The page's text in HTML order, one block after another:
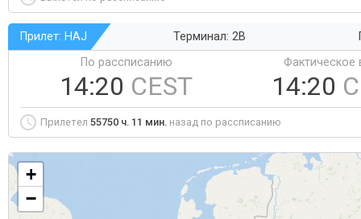
Прилет: HAJ Терминал: 2B
По рассписанию
14:20 CEST
Фактическое
14:20
Прилетел 55750 ч. 11 мин. назад по рассписанию
+
−